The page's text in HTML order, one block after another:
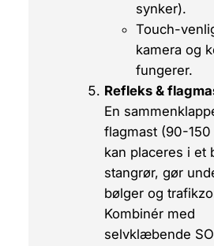
synker).
Touch-
kamera og
fungerer.
Refleks &
En
flagmast(90-150
kan placeres i et
stangrør, gør
bølger og
Kombinér med
selvklæbende